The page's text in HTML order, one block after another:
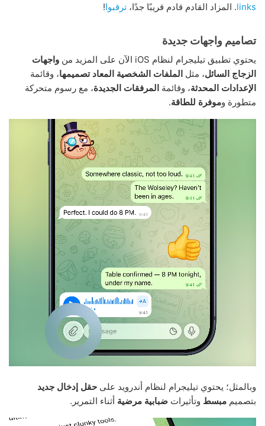
links. المزاد القادم قادم قريبًا جدًا، ترقبوا!
تصاميم واجهات جديدة
يحتوي تطبيق تيليجرام لنظام iOS الآن على المزيد من
واجهات
الزجاج السائل، مثل الملفات الشخصية المعاد تصميمها، وقائمة
الإعدادات المحدثة، وقائمة المرفقات الجديدة، مع رسوم متحركة
متطورة وموفرة للطاقة.
وبالمثل؛ يحتوي تيليجرام لنظام أندرويد على حقل إدخال جديد
بتصميم مبسط وتأثيرات ضبابية مرضية أثناء التمرير.